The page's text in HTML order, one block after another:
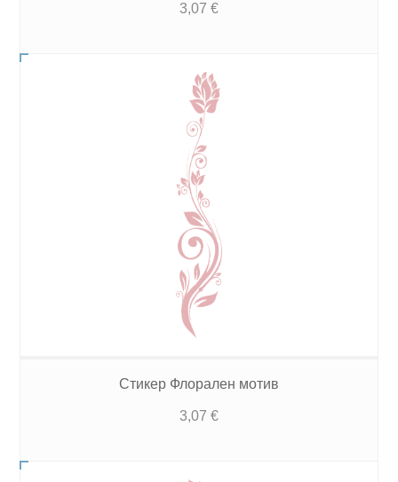
3,07 €
Стикер Флорален мотив
3,07 €